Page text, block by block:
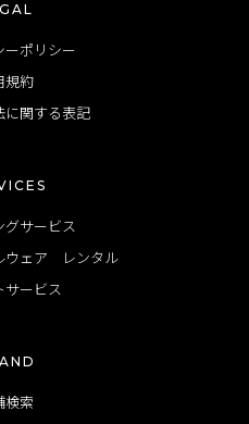
ーポリシー
規約
に関する表記
グサービス
ウェア レンタル
サービス
検索